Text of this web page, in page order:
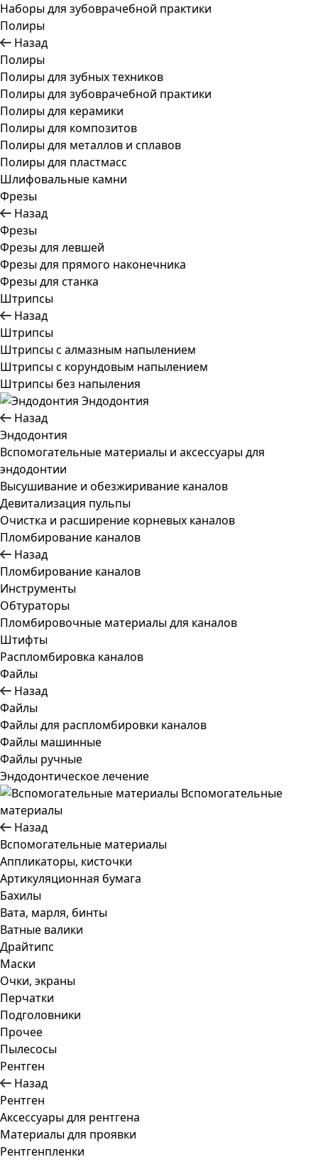
Наборы для зубоврачебной практики
Полиры
Назад
Полиры
Полиры для зубных техников
Полиры для зубоврачебной практики
Полиры для керамики
Полиры для композитов
Полиры для металлов и сплавов
Полиры для пластмасс
Шлифовальные камни
Фрезы
Назад
Фрезы
Фрезы для левшей
Фрезы для прямого наконечника
Фрезы для станка
Штрипсы
Назад
Штрипсы
Штрипсы c алмазным напылением
Штрипсы c корундовым напылением
Штрипсы без напыления
Эндодонтия
Назад
Эндодонтия
Вспомогательные материалы и аксессуары для
эндодонтии
Высушивание и обезжиривание каналов
Девитализация пульпы
Очистка и расширение корневых каналов
Пломбирование каналов
Назад
Пломбирование каналов
Инструменты
Обтураторы
Пломбировочные материалы для каналов
Штифты
Распломбировка каналов
Файлы
Назад
Файлы
Файлы для распломбировки каналов
Файлы машинные
Файлы ручные
Эндодонтическое лечение
Вспомогательные
материалы
Назад
Вспомогательные материалы
Аппликаторы, кисточки
Артикуляционная бумага
Бахилы
Вата, марля, бинты
Ватные валики
Драйтипс
Маски
Очки, экраны
Перчатки
Подголовники
Прочее
Пылесосы
Рентген
Назад
Рентген
Аксессуары для рентгена
Материалы для проявки
Рентгенпленки